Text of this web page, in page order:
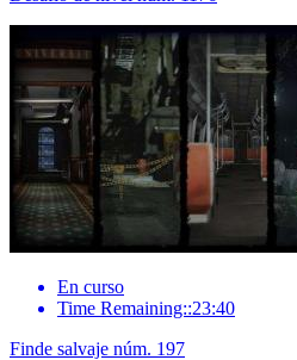
En curso
Time Remaining::23:40
Finde salvaje núm. 197